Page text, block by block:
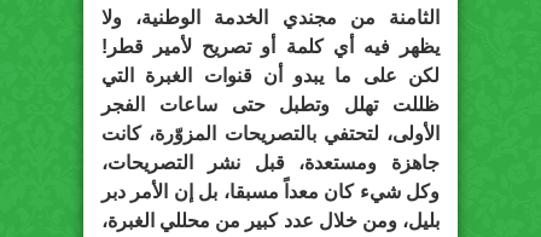
الثامنة من مجندي الخدمة الوطنية، ولا
يظهر فيه أي كلمة أو تصريح لأمير قطر!
لكن على ما يبدو أن قنوات الغبرة التي
ظللت تهلل وتطبل حتى ساعات الفجر
الأولى، لتحتفي بالتصريحات المزوّرة، كانت
جاهزة ومستعدة، قبل نشر التصريحات،
وكل شيء كان معداً مسبقا، بل إن الأمر دبر
بليل، ومن خلال عدد كبير من محللي الغبرة،